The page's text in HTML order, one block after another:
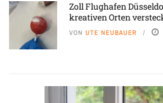
Zoll Flughafen
kreativen Orten
VON UTE NEUBAUER